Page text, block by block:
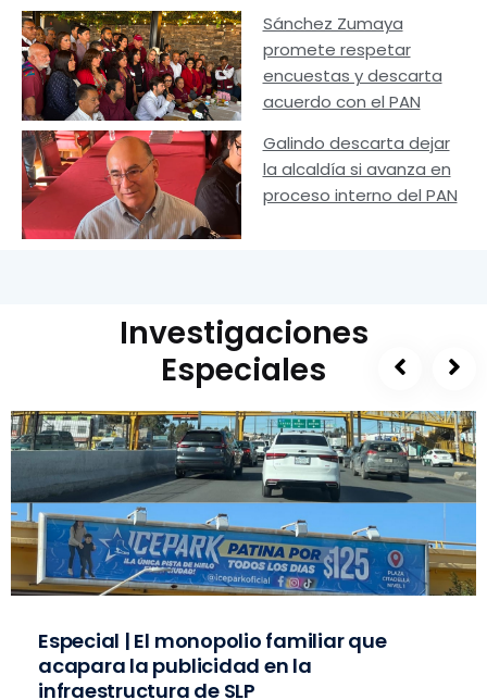
Sánchez Zumaya
promete respetar
encuestas y descarta
acuerdo con el PAN
Galindo descarta dejar
la alcaldía si avanza en
proceso interno del PAN
Investigaciones
Especiales
Especial | El monopolio familiar que
acapara la publicidad en la
infraestructura de SLP